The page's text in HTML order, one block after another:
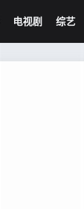
电视剧 综艺